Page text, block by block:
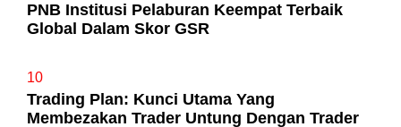
PNB Institusi Pelaburan Keempat Terbaik
Global Dalam Skor GSR
10
Trading Plan: Kunci Utama Yang
Membezakan Trader Untung Dengan Trader